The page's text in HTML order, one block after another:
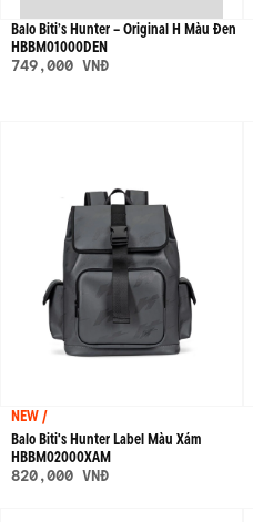
Balo Biti’s Hunter – Original H Màu Đen
HBBM01000DEN
749,000 VNĐ
NEW /
Balo Biti's Hunter Label Màu Xám
HBBM02000XAM
820,000 VNĐ